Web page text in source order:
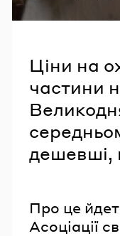
Ціни на
частини
дешевші,
Про це
Асоціації